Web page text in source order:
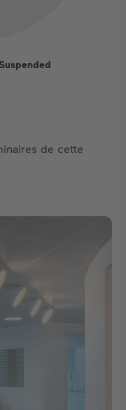
de cette